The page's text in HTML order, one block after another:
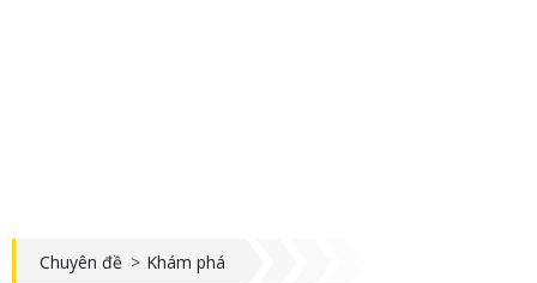
Chuyên đề > Khám phá